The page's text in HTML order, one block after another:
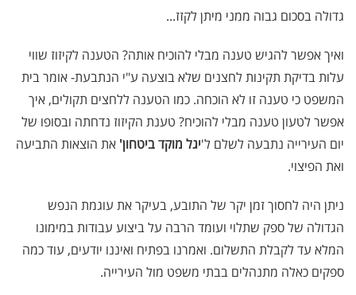
גדולה בסכום גבוה ממני מיתן לקזז...
ואיך אפשר להגיש טענה מבלי להוכיח אותה? הטענה לקיזוז שווי
עלות בדיקת תקינות לחצנים שלא בוצעה ע"י הנתבעת- אומר בית
המשפט כי טענה זו לא הוכחה. כמו הטענה ללחצים תקולים, איך
אפשר לטעון טענה מבלי להוכיח? טענת הקיזוז נדחתה ובסופו של
יום העירייה נתבעה לשלם ל'יגל מוקד ביטחון' את הוצאות התביעה
ואת הפיצוי.
ניתן היה לחסוך זמן יקר של התובע, בעיקר את עוגמת הנפש
הגדולה של ספק שתלוי ועומד הרבה על ביצוע עבודות במימונו
המלא עד לקבלת התשלום. ואמרנו בפתיח ואיננו יודעים, עוד כמה
ספקים כאלה מתנהלים בבתי משפט מול העירייה.